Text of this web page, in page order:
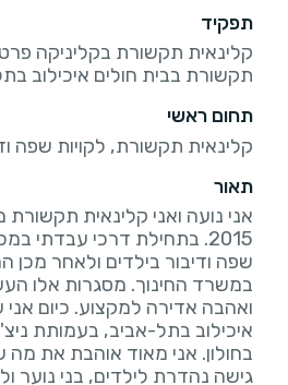
תפקיד
קלינאית תקשורת בקליניקה
תקשורת בבית חולים איכילוב
תחום ראשי
קלינאית תקשורת, לקויות שפה
תאור
אני נועה ואני קלינאית
2015. בתחילת דרכי עבדתי
שפה ודיבור בילדים ולאחר מכן
במשרד החינוך. מסגרות אלו
ואהבה אדירה למקצוע. כיום אני
איכילוב בתל-אביב, בעמותת
בחולון. אני מאוד אוהבת את מה
גישה נהדרת לילדים, בני נוער